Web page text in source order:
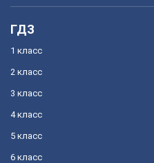
ГДЗ
1 класс
2 класс
3 класс
4 класс
5 класс
6 класс